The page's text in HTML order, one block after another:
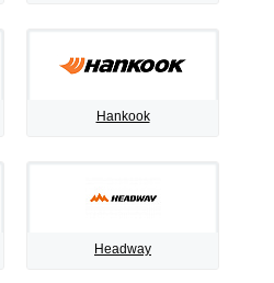
Hankook
Headway